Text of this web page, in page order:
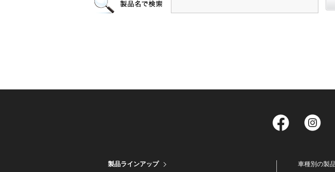
Facebook
製品ラインアップ 車種別の製